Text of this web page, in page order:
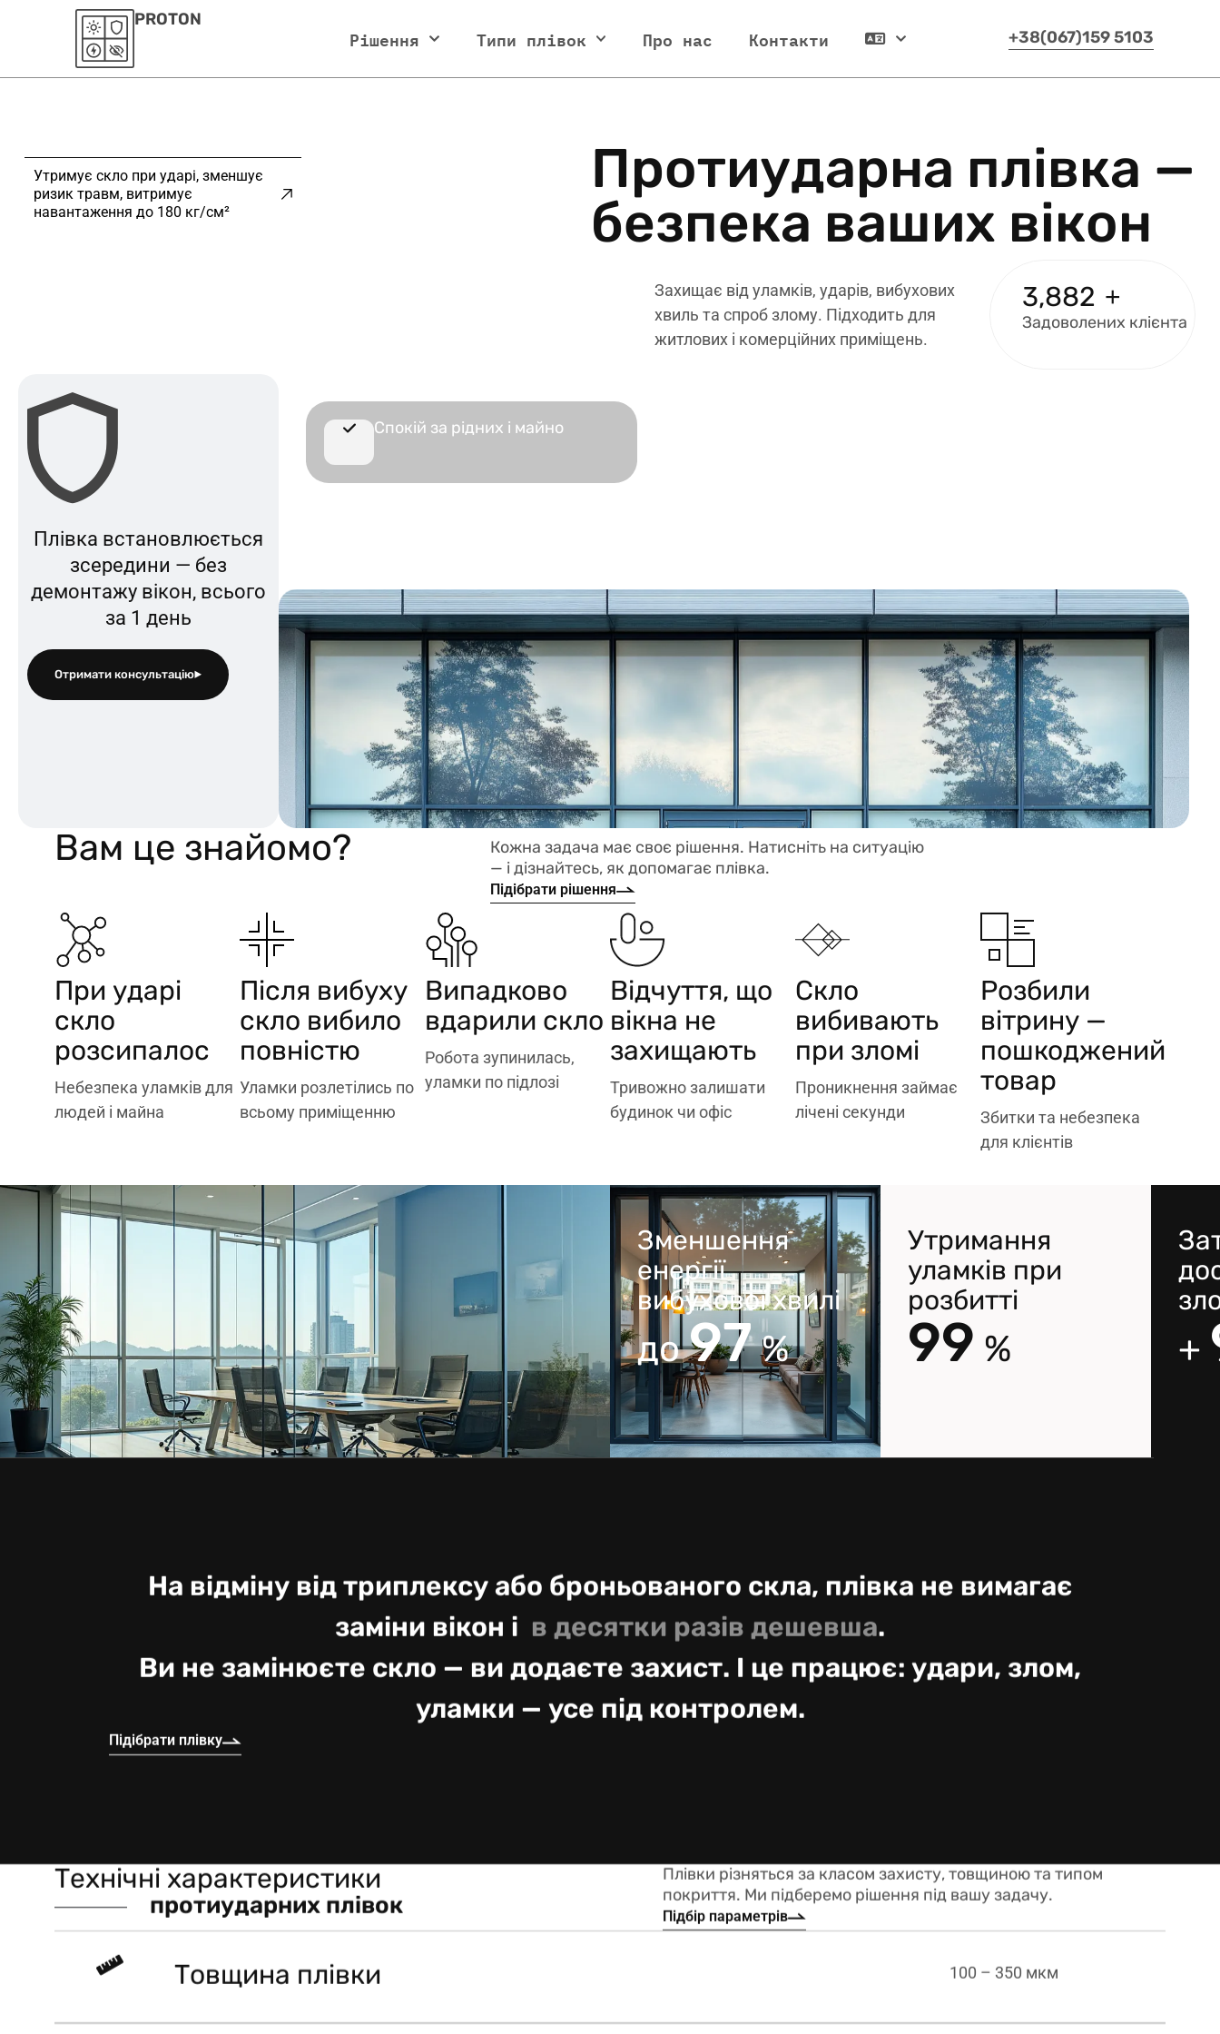
PROTON
Рішення Типи плівок Про нас Контакти Українська +38(067)159 5103
Утримує скло при ударі, зменшує
ризик травм, витримує
навантаження до 180 кг/см²
Протиударна плівка —
безпека ваших вікон
Захищає від уламків, ударів, вибухових
хвиль та спроб злому. Підходить для
житлових і комерційних приміщень.
4,000 +
Задоволених клієнта
Плівка встановлюється
зсередини — без
демонтажу вікон, всього
за 1 день
Отримати консультацію
Спокій за рідних і майно
Вам це знайомо?
Кожна задача має своє рішення. Натисніть на ситуацію
— і дізнайтесь, як допомагає плівка.
Підібрати рішення
При ударі
скло
розсипалос
Небезпека уламків для
людей і майна
Плівка
уламки
Скло не розлітається,
зберігає безпеку
Після вибуху
скло вибило
повністю
Уламки розлетілись по
всьому приміщенню
Плівка
розліт
Зменшує ризики травм
навіть при сильному
тиску
Випадково
вдарили скло
Робота зупинилась,
уламки по підлозі
тримає скло
цілим
Менше простоїв і
ризиків на об'єкті
Відчуття, що
вікна не
захищають
Тривожно залишати
будинок чи офіс
Плівка додає
спокою
Міцніше скло — менше
хвилювань
Скло
вибивають
при зломі
Проникнення займає
лічені секунди
Плівка
ускладнює
злам
Скло залишається в
рамі, виграє час
Розбили
вітрину —
пошкоджений
товар
Збитки та небезпека
для клієнтів
Плівка
захищає
вітрину
Міцність без втрати
прозорості
Зменшення
енергії
вибухової хвилі
до 98 %
Утримання
уламків при
розбитті
100 +
На відміну від триплексу або броньованого скла, плівка не вимагає
заміни вікон і в десятки разів дешевша.
Ви не замінюєте скло — ви додаєте захист. І це працює: удари, злом,
уламки — усе під контролем.
Підібрати плівку
Технічні характеристики
протиударних плівок
Плівки різняться за класом захисту, товщиною та типом
покриття. Ми підберемо рішення під вашу задачу.
Підбір параметрів
Товщина плівки 100 – 350 мкм